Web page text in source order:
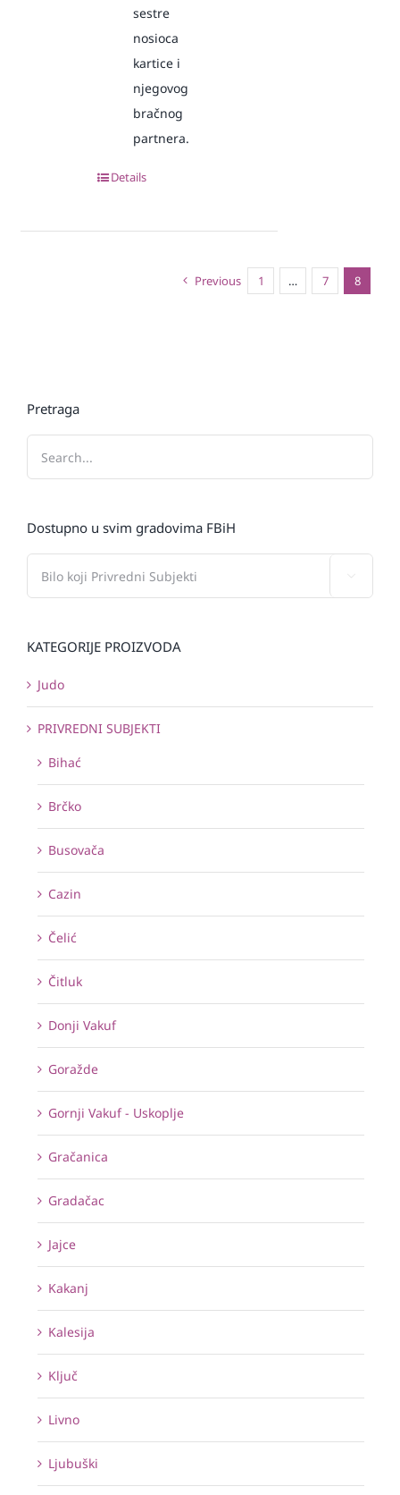
sestre
nosioca
kartice i
njegovog
bračnog
partnera.
Details
Previous 1 … 7 8
Pretraga
Dostupno u svim gradovima FBiH
KATEGORIJE PROIZVODA
Judo
PRIVREDNI SUBJEKTI
Bihać
Brčko
Busovača
Cazin
Čelić
Čitluk
Donji Vakuf
Goražde
Gornji Vakuf - Uskoplje
Gračanica
Gradačac
Jajce
Kakanj
Kalesija
Ključ
Livno
Ljubuški